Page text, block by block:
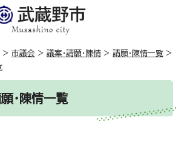
> 市議会 > 議案・請願・陳情 > 請願・陳情一覧 >
・陳情一覧